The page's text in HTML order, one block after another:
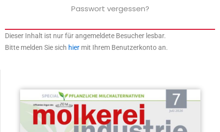
Passwort vergessen?
Dieser Inhalt ist nur für angemeldete Besucher lesbar.
Bitte melden Sie sich hier mit Ihrem Benutzerkonto an.